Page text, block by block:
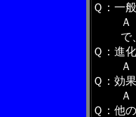
Ｑ：一
で
Ｑ：進
Ｑ：効
Ｑ：他